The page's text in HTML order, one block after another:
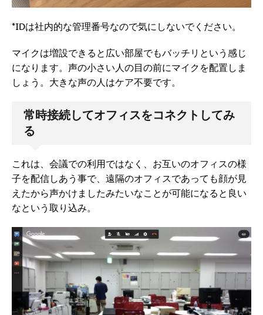
*IDは社内的な管理番号なので気にしないでください。
マイクは増設できると広い部屋でもバッチリという感じ
になります。声の小さい人の目の前にマイクを配置しま
しょう。大きな声の人はケア不要です。
常時接続してオフィスをコネクトしてみ
る
これは、会議での利用ではなく、お互いのオフィスの様
子を配信しあう事で、遠隔のオフィスであっても顔が見
えたから声かけましたみたいなことが可能になると良い
なという取り込み。